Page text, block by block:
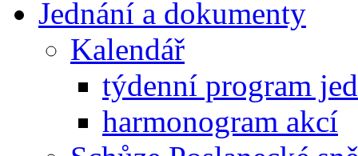
Jednání a dokumenty
Kalendář
týdenní program
harmonogram akcí